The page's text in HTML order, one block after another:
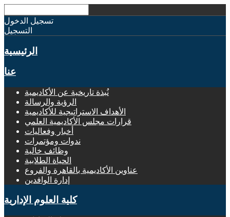
تسجيل الدخول
التسجيل
الرئيسية
عنا
نُبذة تاريخية عن الأكاديمية
الرؤية والرسالة
الأهداف الاستراتيجية للأكاديمية
قرارات مجلس الأكاديمية العلمي
أخبار وفعاليات
ندوات ومؤتمرات
وظائف خالية
الحياة الطلابية
عناوين الأكاديمية بالقاهرة والفروع
إدارة الوافدين
كلية العلوم الإدارية